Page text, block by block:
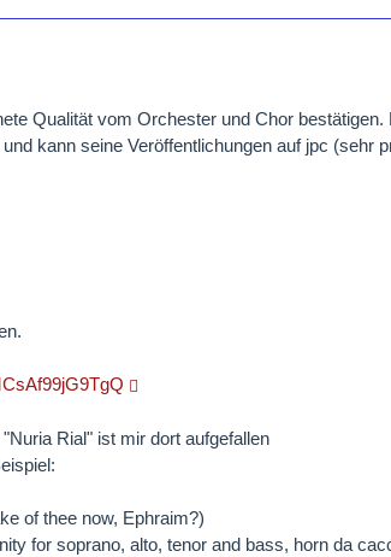
Qualität vom Orchester und Chor bestätigen.
kann seine Veröffentlichungen auf jpc (sehr
Rial" ist mir dort aufgefallen
of thee now, Ephraim?)
for soprano, alto, tenor and bass, horn da